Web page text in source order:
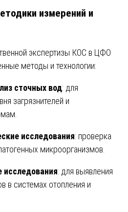
измерений и
экспертизы КОС в ЦФО
методы и технологии:
сточных вод: для
загрязнителей и
исследования: проверка
микроорганизмов.
исследования: для выявления
в системах отопления и